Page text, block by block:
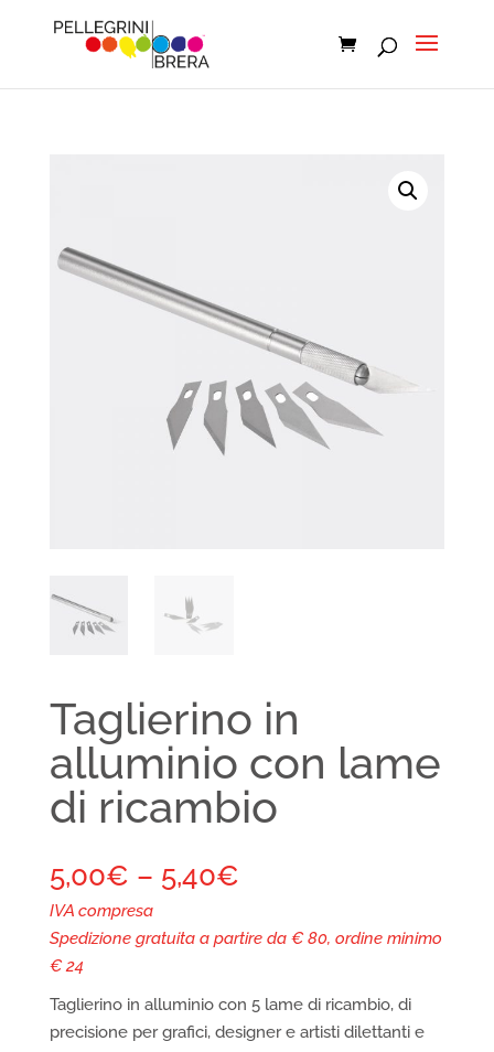
Taglierino in
alluminio con lame
di ricambio
5,00€ – 5,40€
IVA compresa
Spedizione gratuita a partire da € 80, ordine minimo
€ 24
Taglierino in alluminio con 5 lame di ricambio, di
precisione per grafici, designer e artisti dilettanti e